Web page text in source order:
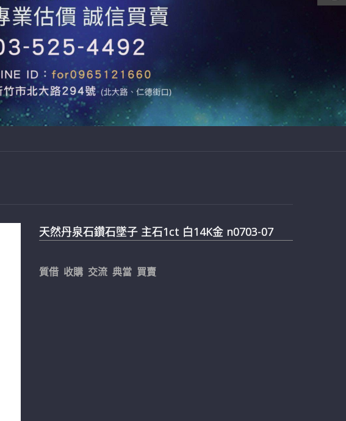
天然丹泉石鑽石墜子 主石1ct 白14K金 n0703-07
質借 收購 交流 典當 買賣